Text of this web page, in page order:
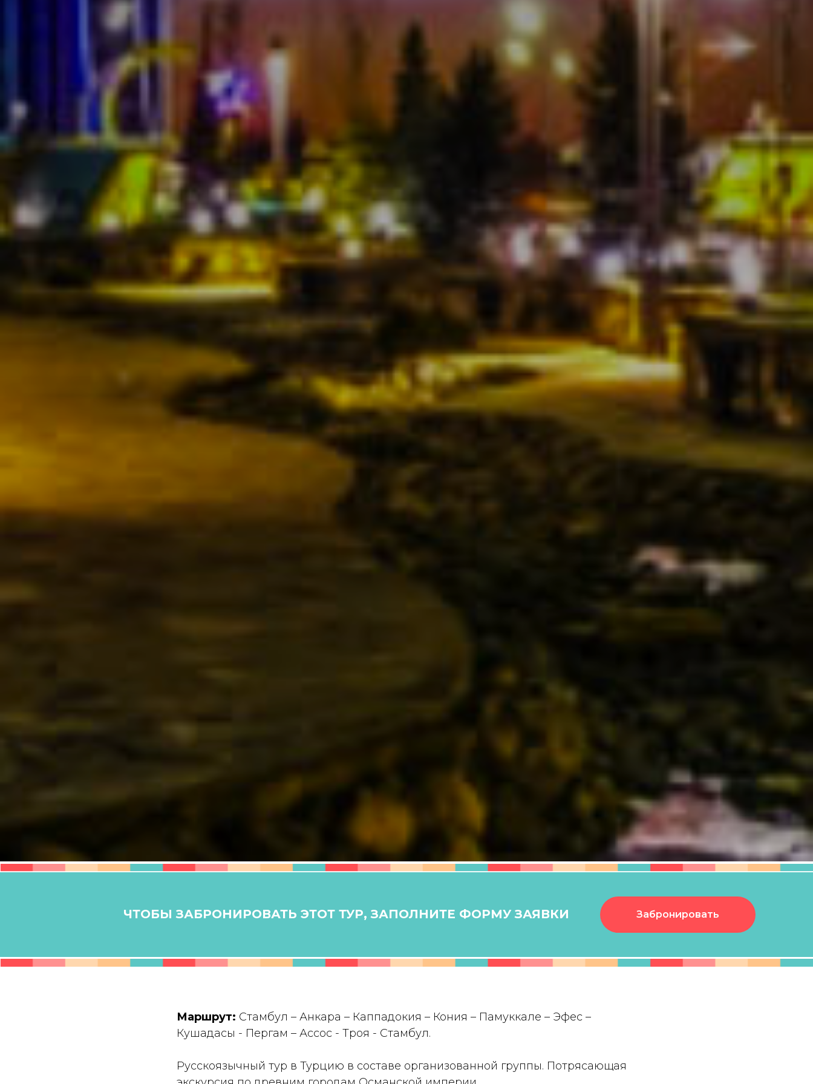
ЧТОБЫ ЗАБРОНИРОВАТЬ ЭТОТ ТУР, ЗАПОЛНИТЕ ФОРМУ ЗАЯВКИ Забронировать
Маршрут: Стамбул – Анкара – Каппадокия – Кония – Памуккале – Эфес –
Кушадасы - Пергам – Ассос - Троя - Стамбул.
Русскоязычный тур в Турцию в составе организованной группы. Потрясающая